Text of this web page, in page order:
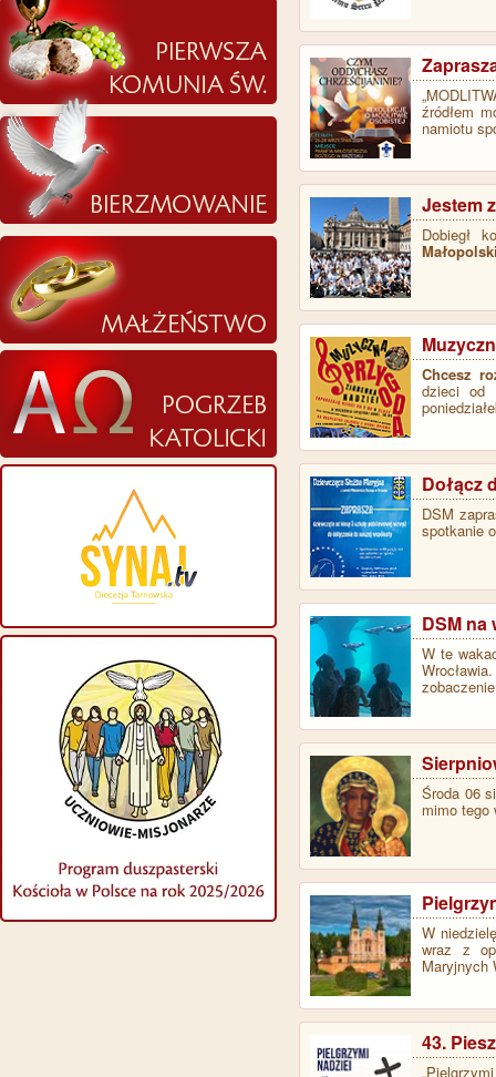
źródłem
namiotu
Jestem
Dobiegł
Chcesz
dzieci od
Dołącz
DSM
spotkanie
DSM na
W te
Środa 06
mimo
W
wraz z
Maryjnych
43.